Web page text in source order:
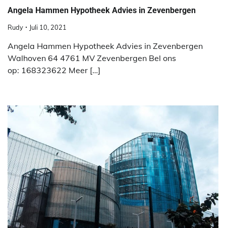
Angela Hammen Hypotheek Advies in Zevenbergen
Rudy Juli 10, 2021
Angela Hammen Hypotheek Advies in Zevenbergen
Walhoven 64 4761 MV Zevenbergen Bel ons
op: 168323622 Meer […]